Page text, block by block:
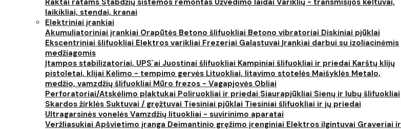
Raktai ratams Stabdžių sistemos remontas Užvedimo laidai Variklių - transmisijos keltuvai,
laikikliai, stendai, kranai
Elektriniai įrankiai
Akumuliatoriniai įrankiai Orapūtės Betono šlifuokliai Betono vibratoriai Diskiniai pjūklai
Ekscentriniai šlifuokliai Elektros varikliai Frezeriai Galąstuvai Įrankiai darbui su izoliacinėmis
medžiagomis
Įtampos stabilizatoriai, UPS`ai Juostinai šlifuokliai Kampiniai šlifuokliai ir priedai Karštų klijų
pistoletai, klijai Kėlimo - tempimo gervės Lituokliai, litavimo stotelės Maišyklės Metalo,
medžio, vamzdžių šlifuokliai Mūro frezos - Vagapjovės Obliai
Perforatoriai/Atskėlimo plaktukai Poliruokliai ir priedai Siaurapjūkliai Sienų ir lubų šlifuokliai
Skardos žirklės Suktuvai / gręžtuvai Tiesiniai pjūklai Tiesiniai šlifuokliai ir jų priedai
Ultragarsinės vonelės Vamzdžių lituokliai - suvirinimo aparatai
Veržliasukiai Apšvietimo įranga Deimantinio gręžimo įrenginiai Elektros ilgintuvai Graveriai ir